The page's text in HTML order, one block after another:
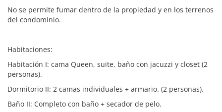
No se permite fumar dentro de la propiedad y en los terrenos
del condominio.
Habitaciones:
Habitación I: cama Queen, suite, baño con jacuzzi y closet (2
personas).
Dormitorio II: 2 camas individuales + armario. (2 personas).
Baño II: Completo con baño + secador de pelo.